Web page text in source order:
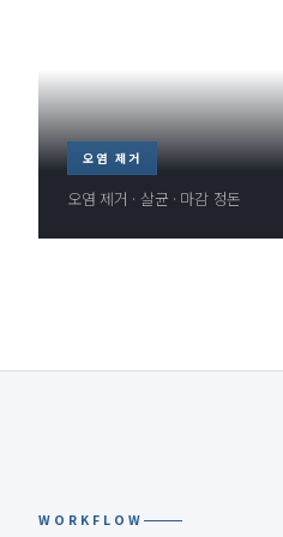
오염 제거
오염 제거 · 살균 · 마감 정돈
WORKFLOW